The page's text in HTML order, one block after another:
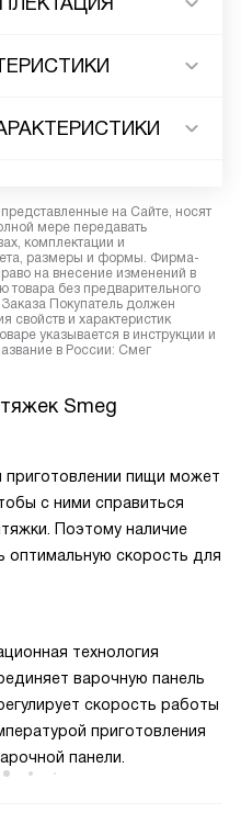
на Сайте, носят
мере передавать
комплектации и
размеры и формы. Фирма-
на внесение изменений в
товара без предварительного
Покупатель должен
свойств и характеристик
указывается в инструкции и
в России: Смег
Smeg
приготовлении пищи может
с ними справиться
Поэтому наличие
оптимальную скорость для
технология
варочную панель
скорость работы
приготовления
панели.